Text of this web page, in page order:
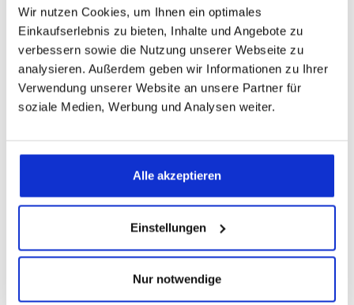
Wir nutzen Cookies, um Ihnen ein optimales
Einkaufserlebnis zu bieten, Inhalte und Angebote zu
verbessern sowie die Nutzung unserer Webseite zu
analysieren. Außerdem geben wir Informationen zu Ihrer
Verwendung unserer Website an unsere Partner für
soziale Medien, Werbung und Analysen weiter.
Alle akzeptieren
Einstellungen
Nur notwendige
In den Warenkorb
Produktnummer:000002237403
Beschreibung
Der hochwertige dormabell Premium Jersey
Kissenbezug weiß ist in vielen Größen erhältlich -
u.a. 15x40, 40x40, 40x60, 40x80…Mehr